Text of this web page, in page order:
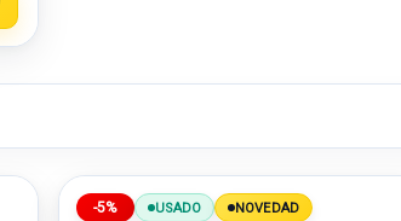
-5% USADO NOVEDAD